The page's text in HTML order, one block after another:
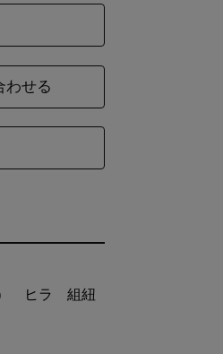
:牛革
） ヒラ 組紐
わせる